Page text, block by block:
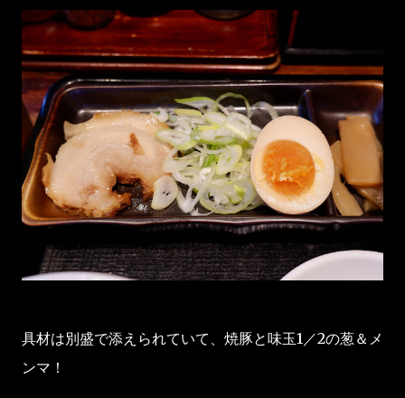
具材は別盛で添えられていて、焼豚と味玉1／2の葱＆メ
ンマ！